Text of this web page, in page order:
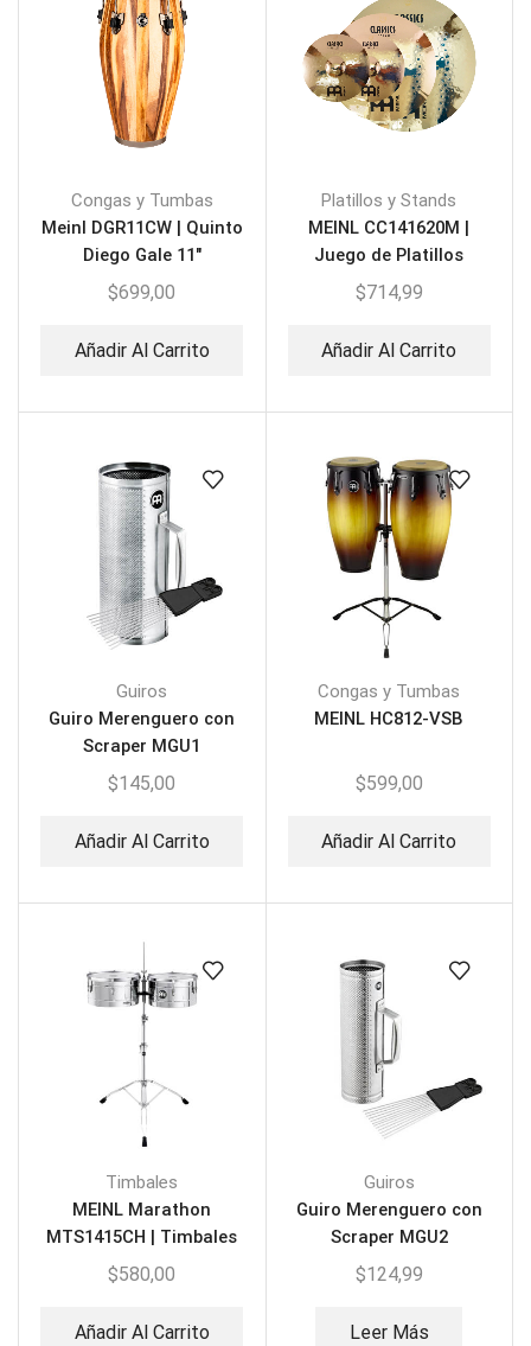
Congas y Tumbas
Meinl DGR11CW | Quinto
Diego Gale 11″
$699,00
Añadir Al Carrito
Platillos y Stands
MEINL CC141620M |
Juego de Platillos
$714,99
Añadir Al Carrito
Guiros
Guiro Merenguero con
Scraper MGU1
$145,00
Añadir Al Carrito
Congas y Tumbas
MEINL HC812-VSB
$599,00
Añadir Al Carrito
Timbales
MEINL Marathon
MTS1415CH | Timbales
de acero cromado
$580,00
Añadir Al Carrito
Guiros
Guiro Merenguero con
Scraper MGU2
$124,99
Leer Más